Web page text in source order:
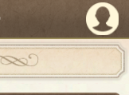
PandoraPartyProject